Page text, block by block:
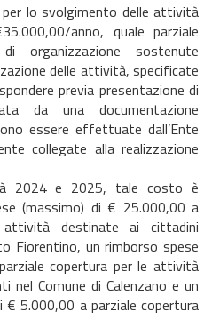
lo svolgimento delle attività
anno, quale parziale
organizzazione sostenute
delle attività, specificate
previa presentazione di
da una documentazione
essere effettuate dall’Ente
collegate alla realizzazione
2024 e 2025, tale costo è
(massimo) di € 25.000,00 a
destinate ai cittadini
Fiorentino, un rimborso spese
copertura per le attività
nel Comune di Calenzano e un
€ 5.000,00 a parziale copertura